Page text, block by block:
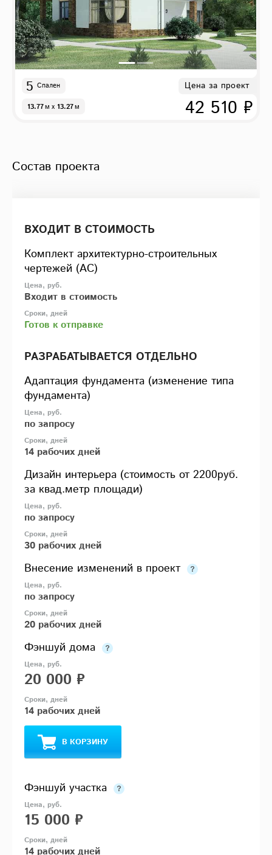
5 Спален
13.77м x 13.27м
Цена за проект
42 510 ₽
Состав проекта
ВХОДИТ В СТОИМОСТЬ
Комплект архитектурно-строительных
чертежей (АС)
Входит в стоимость
Готов к отправке
РАЗРАБАТЫВАЕТСЯ ОТДЕЛЬНО
Адаптация фундамента (изменение типа
фундамента)
по запросу
14 рабочих дней
Дизайн интерьера (стоимость от 2200руб.
за квад.метр площади)
по запросу
30 рабочих дней
Внесение изменений в проект
по запросу
20 рабочих дней
Фэншуй дома
20 000 ₽
14 рабочих дней
В КОРЗИНУ
Фэншуй участка
15 000 ₽
14 рабочих дней